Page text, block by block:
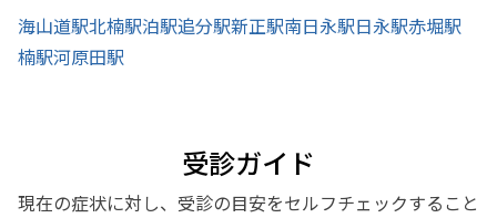
海山道駅北楠駅泊駅追分駅新正駅南日永駅日永駅赤堀駅
楠駅河原田駅
受診ガイド
現在の症状に対し、受診の目安をセルフチェックすること